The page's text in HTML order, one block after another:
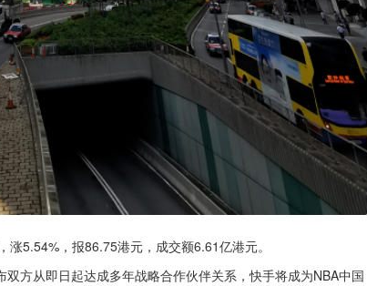
5.54%，报86.75港元，成交额6.61亿港元。
方从即日起达成多年战略合作伙伴关系，快手将成为NBA中国